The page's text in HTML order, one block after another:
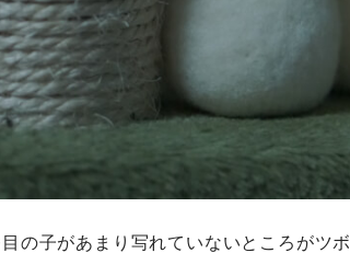
の子があまり写れていないところがツボ